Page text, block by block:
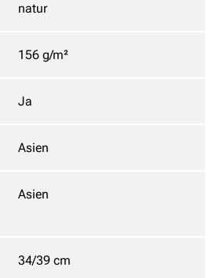
natur
156 g/m²
Ja
Asien
Asien
34/39 cm